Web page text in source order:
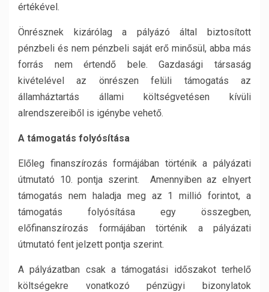
értékével.
Önrésznek kizárólag a pályázó által biztosított
pénzbeli és nem pénzbeli saját erő minősül, abba más
forrás nem értendő bele. Gazdasági társaság
kivételével az önrészen felüli támogatás az
államháztartás állami költségvetésen kívüli
alrendszereiből is igénybe vehető.
A támogatás folyósítása
Előleg finanszírozás formájában történik a pályázati
útmutató 10. pontja szerint. Amennyiben az elnyert
támogatás nem haladja meg az 1 millió forintot, a
támogatás folyósítása egy összegben,
előfinanszírozás formájában történik a pályázati
útmutató fent jelzett pontja szerint.
A pályázatban csak a támogatási időszakot terhelő
költségekre vonatkozó pénzügyi bizonylatok